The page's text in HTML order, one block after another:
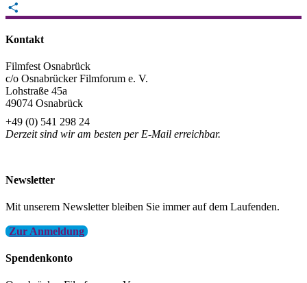
Email
Kontakt
Filmfest Osnabrück
c/o Osnabrücker Filmforum e. V.
Lohstraße 45a
49074 Osnabrück
+49 (0) 541 298 24
Derzeit sind wir am besten per E-Mail erreichbar.
Newsletter
Mit unserem Newsletter bleiben Sie immer auf dem Laufenden.
Zur Anmeldung
Spendenkonto